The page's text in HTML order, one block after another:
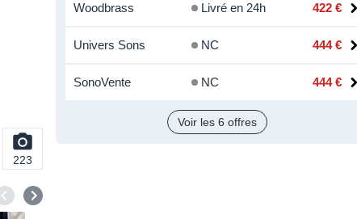
223
Woodbrass Livré en 24h 422 €
Univers Sons NC 444 €
SonoVente NC 444 €
Voir les 6 offres